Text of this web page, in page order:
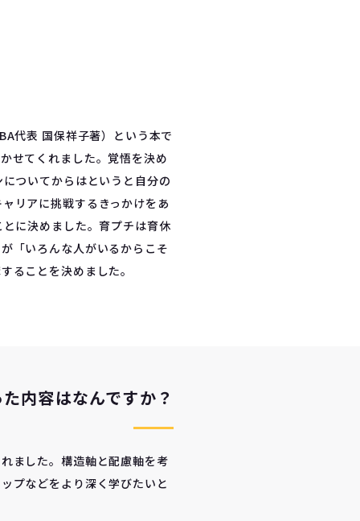
代表 国保祥子著）という本で
せてくれました。覚悟を決め
ついてからはというと自分の
リアに挑戦するきっかけをあ
に決めました。育プチは育休
「いろんな人がいるからこそ
ることを決めました。
内容はなんですか？
ました。構造軸と配慮軸を考
プなどをより深く学びたいと